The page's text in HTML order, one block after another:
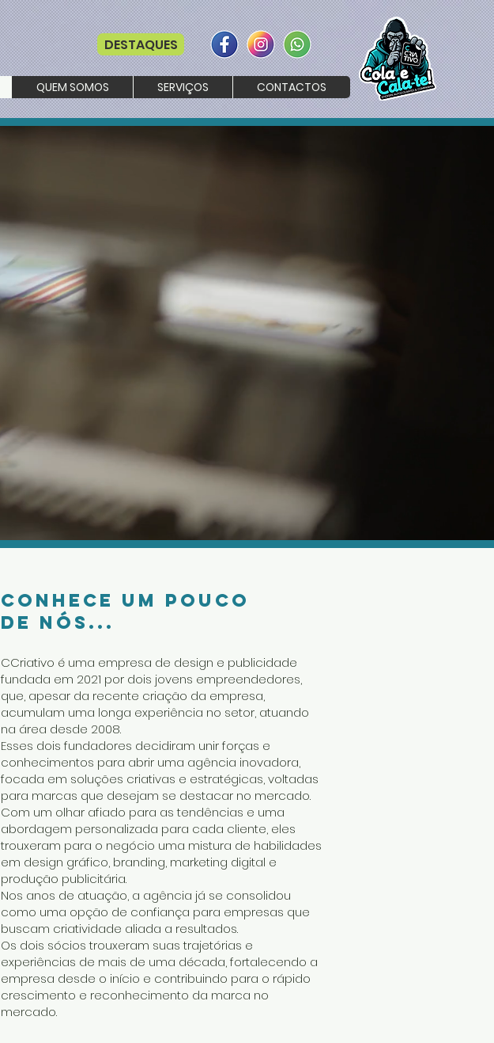
QUEM SOMOS SERVIÇOS CONTACTOS
DESTAQUES
Conhece um pouco
de nós...
CCriativo é uma empresa de design e publicidade
fundada em 2021 por dois jovens empreendedores,
que, apesar da recente criação da empresa,
acumulam uma longa experiência no setor, atuando
na área desde 2008.
Esses dois fundadores decidiram unir forças e
conhecimentos para abrir uma agência inovadora,
focada em soluções criativas e estratégicas, voltadas
para marcas que desejam se destacar no mercado.
Com um olhar afiado para as tendências e uma
abordagem personalizada para cada cliente, eles
trouxeram para o negócio uma mistura de habilidades
em design gráfico, branding, marketing digital e
produção publicitária.
Nos anos de atuação, a agência já se consolidou
como uma opção de confiança para empresas que
buscam criatividade aliada a resultados.
Os dois sócios trouxeram suas trajetórias e
experiências de mais de uma década, fortalecendo a
empresa desde o início e contribuindo para o rápido
crescimento e reconhecimento da marca no
mercado.